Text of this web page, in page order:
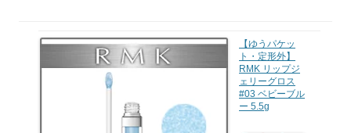
【ゆうパケッ
ト・定形外】
RMK リップジ
ェリーグロス
#03 ベビーブル
ー 5.5g